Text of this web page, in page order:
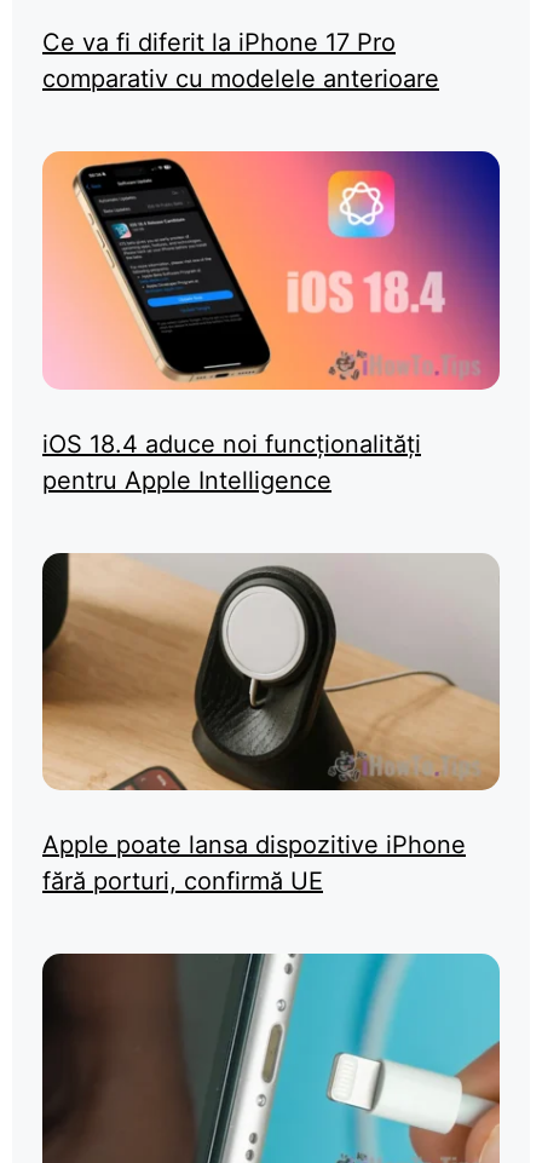
Ce va fi diferit la iPhone 17 Pro
comparativ cu modelele anterioare
iOS 18.4 aduce noi funcționalități
pentru Apple Intelligence
Apple poate lansa dispozitive iPhone
fără porturi, confirmă UE